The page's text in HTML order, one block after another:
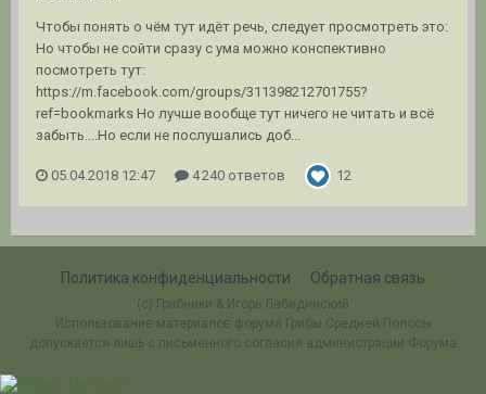
Чтобы понять о чём тут идёт речь, следует просмотреть это:
Но чтобы не сойти сразу с ума можно конспективно
посмотреть тут:
https://m.facebook.com/groups/311398212701755?
ref=bookmarks Но лучше вообще тут ничего не читать и всё
забыть....Но если не послушались доб...
05.04.2018 12:47 4 240 ответов 12
Политика конфиденциальности Обратная связь
(c) Грибники & Игорь Лебединский
Использование материалов форума Грибы Средней Полосы
допускается лишь с письменного согласия администрации Форума